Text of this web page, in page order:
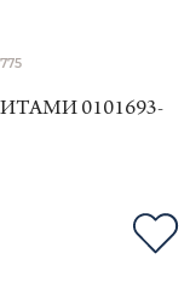
0101693-